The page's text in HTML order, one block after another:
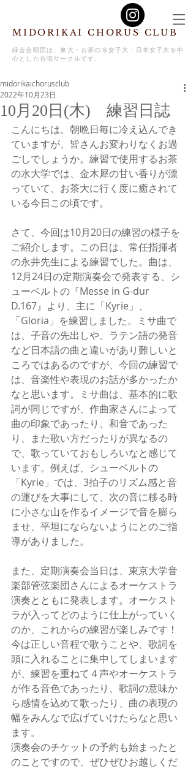
MIDORIKAI CHORUS CLUB
緑会合唱団は、東大・お茶の水女子大・日本女子大を中
心とした合唱サークルです。
10月20日(木) 練習日誌
midorikaichorusclub
2022年10月23日
こんにちは。朝晩日毎に冷え込んでき
ていますが、皆さんお変わりなくお過
ごしでしょうか。練習で使用するお茶
の水大学では、金木犀の甘い香りが漂
っていて、お茶大に行く度に癒されて
いる今日この頃です。
さて、今回は10月20日の練習の様子を
ご紹介します。この日は、常任指揮者
の永井先生による練習でした。曲は、
12月24日の定期演奏会で発表する、シ
ューベルトの『Messe in G-dur
D.167』より、主に「Kyrie」、
「Gloria」を練習しました。ミサ曲で
は、子音の先出しや、ラテン語の発音
など日本語の曲と違いがあり難しいと
ころではあるのですが、今回の練習で
は、音楽性や表現のお話が多かったか
なと思います。ミサ曲は、基本的に歌
詞が同じですが、作曲家さんによって
曲の印象であったり、和音であった
り、また歌い方だったりが異なるの
で、歌っていておもしろいなと感じて
います。例えば、シューベルトの
「Kyrie」では、3拍子のリズム感と音
の運びを大事にして、次の音に移る時
に小さな山を作るイメージで音を膨ら
ませ、平坦にならないようにとのご指
導がありました。
また、定期演奏会当日は、東京大学音
楽部管弦楽団さんによるオーケストラ
演奏とともに発表します。オーケスト
ラが入ってどのように仕上がっていく
のか、これからの練習が楽しみです！
今は正しい音程で歌うことや、歌詞を
頭に入れることに集中してしまいます
が、練習を重ねて４声やオーケストラ
が作る音色であったり、歌詞の意味か
ら感情を込めて歌ったり、曲の表現の
幅をみんなで広げていけたらなと思い
ます。
演奏会のチケットの予約も始まったと
のことですので、ぜひぜひお越しくだ